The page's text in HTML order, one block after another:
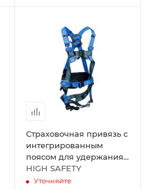
Страховочная привязь с
интегрированным
поясом для удержания
и позиционирования,
модель BAZIS HS-50A
HIGH SAFETY
Уточняйте